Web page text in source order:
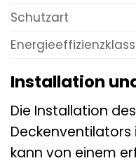
Schutzart
Installation
Die Installation des
kann von einem